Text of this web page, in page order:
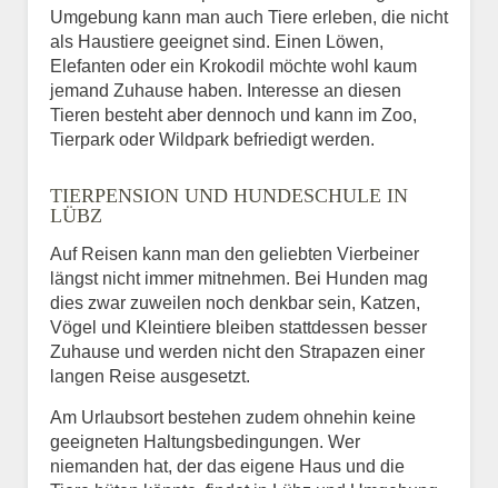
Umgebung kann man auch Tiere erleben, die nicht
als Haustiere geeignet sind. Einen Löwen,
Elefanten oder ein Krokodil möchte wohl kaum
jemand Zuhause haben. Interesse an diesen
Tieren besteht aber dennoch und kann im Zoo,
Tierpark oder Wildpark befriedigt werden.
TIERPENSION UND HUNDESCHULE IN
LÜBZ
Auf Reisen kann man den geliebten Vierbeiner
längst nicht immer mitnehmen. Bei Hunden mag
dies zwar zuweilen noch denkbar sein, Katzen,
Vögel und Kleintiere bleiben stattdessen besser
Zuhause und werden nicht den Strapazen einer
langen Reise ausgesetzt.
Am Urlaubsort bestehen zudem ohnehin keine
geeigneten Haltungsbedingungen. Wer
niemanden hat, der das eigene Haus und die